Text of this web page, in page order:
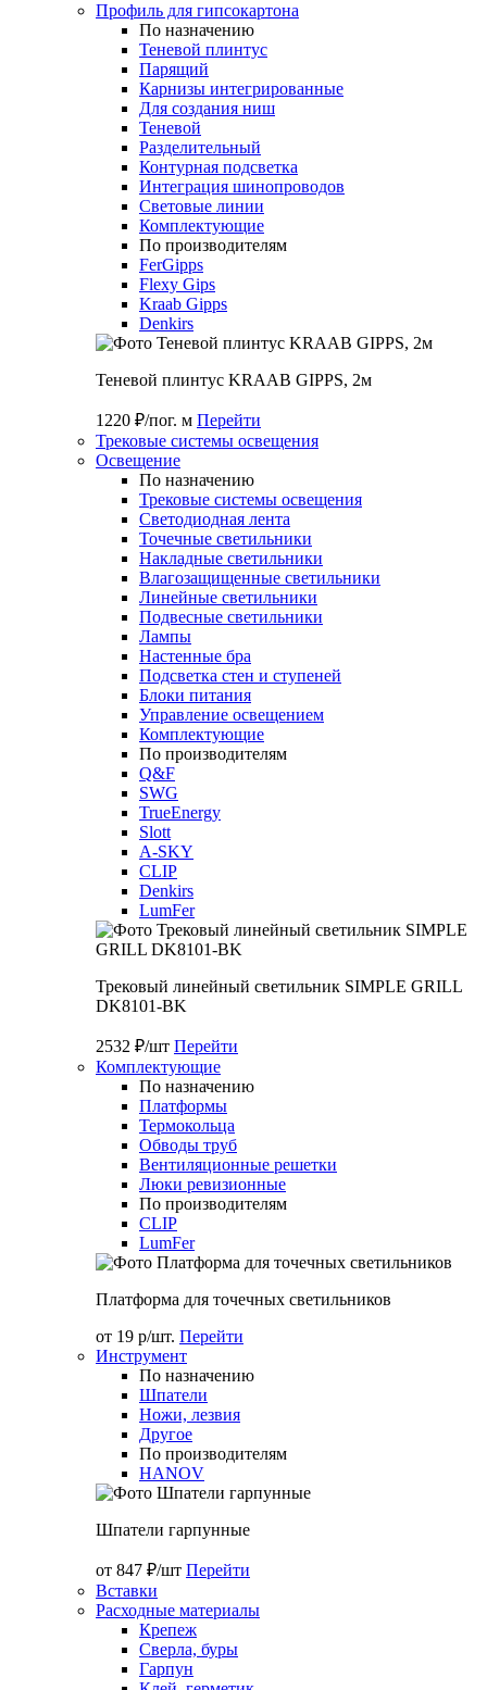
Профиль для гипсокартона
По назначению
Теневой плинтус
Парящий
Карнизы интегрированные
Для создания ниш
Теневой
Разделительный
Контурная подсветка
Интеграция шинопроводов
Световые линии
Комплектующие
По производителям
FerGipps
Flexy Gips
Kraab Gipps
Denkirs
Теневой плинтус KRAAB GIPPS, 2м
1220 ₽/пог. м Перейти
Трековые системы освещения
Освещение
По назначению
Трековые системы освещения
Светодиодная лента
Точечные светильники
Накладные светильники
Влагозащищенные светильники
Линейные светильники
Подвесные светильники
Лампы
Настенные бра
Подсветка стен и ступеней
Блоки питания
Управление освещением
Комплектующие
По производителям
Q&F
SWG
TrueEnergy
Slott
A-SKY
CLIP
Denkirs
LumFer
Трековый линейный светильник SIMPLE GRILL
DK8101-BK
2532 ₽/шт Перейти
Комплектующие
По назначению
Платформы
Термокольца
Обводы труб
Вентиляционные решетки
Люки ревизионные
По производителям
CLIP
LumFer
Платформа для точечных светильников
от 19 р/шт. Перейти
Инструмент
По назначению
Шпатели
Ножи, лезвия
Другое
По производителям
HANOV
Шпатели гарпунные
от 847 ₽/шт Перейти
Вставки
Расходные материалы
Крепеж
Сверла, буры
Гарпун